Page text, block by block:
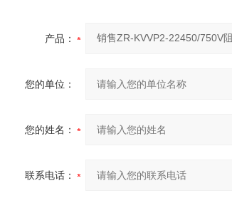
产品：
您的单位：
您的姓名：
联系电话：